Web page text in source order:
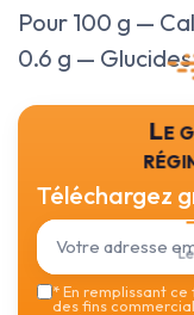
Pour 100 g —
0.6 g —
Le
Téléchargez
*En remplissant
des fins